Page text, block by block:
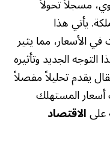
سنوي، مسجلاً تحولاً
يأتي هذا
الأسعار، مما يثير
الجديد وتأثيره
يقدم تحليلاً مفصلاً
أسعار المستهلك
علىالاقتصاد